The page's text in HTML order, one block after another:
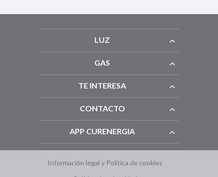
LUZ
GAS
TE INTERESA
CONTACTO
APP CURENERGIA
Información legal y Política de cookies